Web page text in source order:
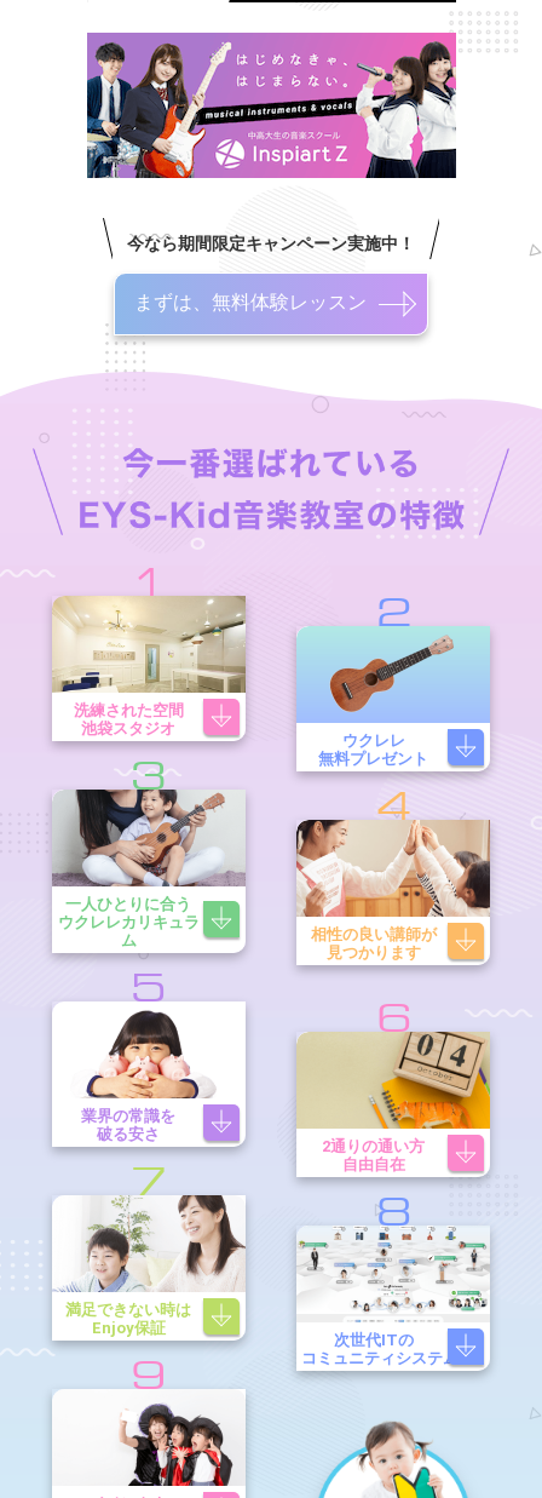
今なら期間限定キャンペーン実施中！
まずは、無料体験レッスン
1
洗練された空間
池袋スタジオ
2
ウクレレ
無料プレゼント
3
一人ひとりに合う
ウクレレカリキュラ
ム
4
相性の良い講師が
見つかります
5
業界の常識を
破る安さ
6
2通りの通い方
自由自在
7
満足できない時は
Enjoy保証
8
次世代ITの
コミュニティシステム
9